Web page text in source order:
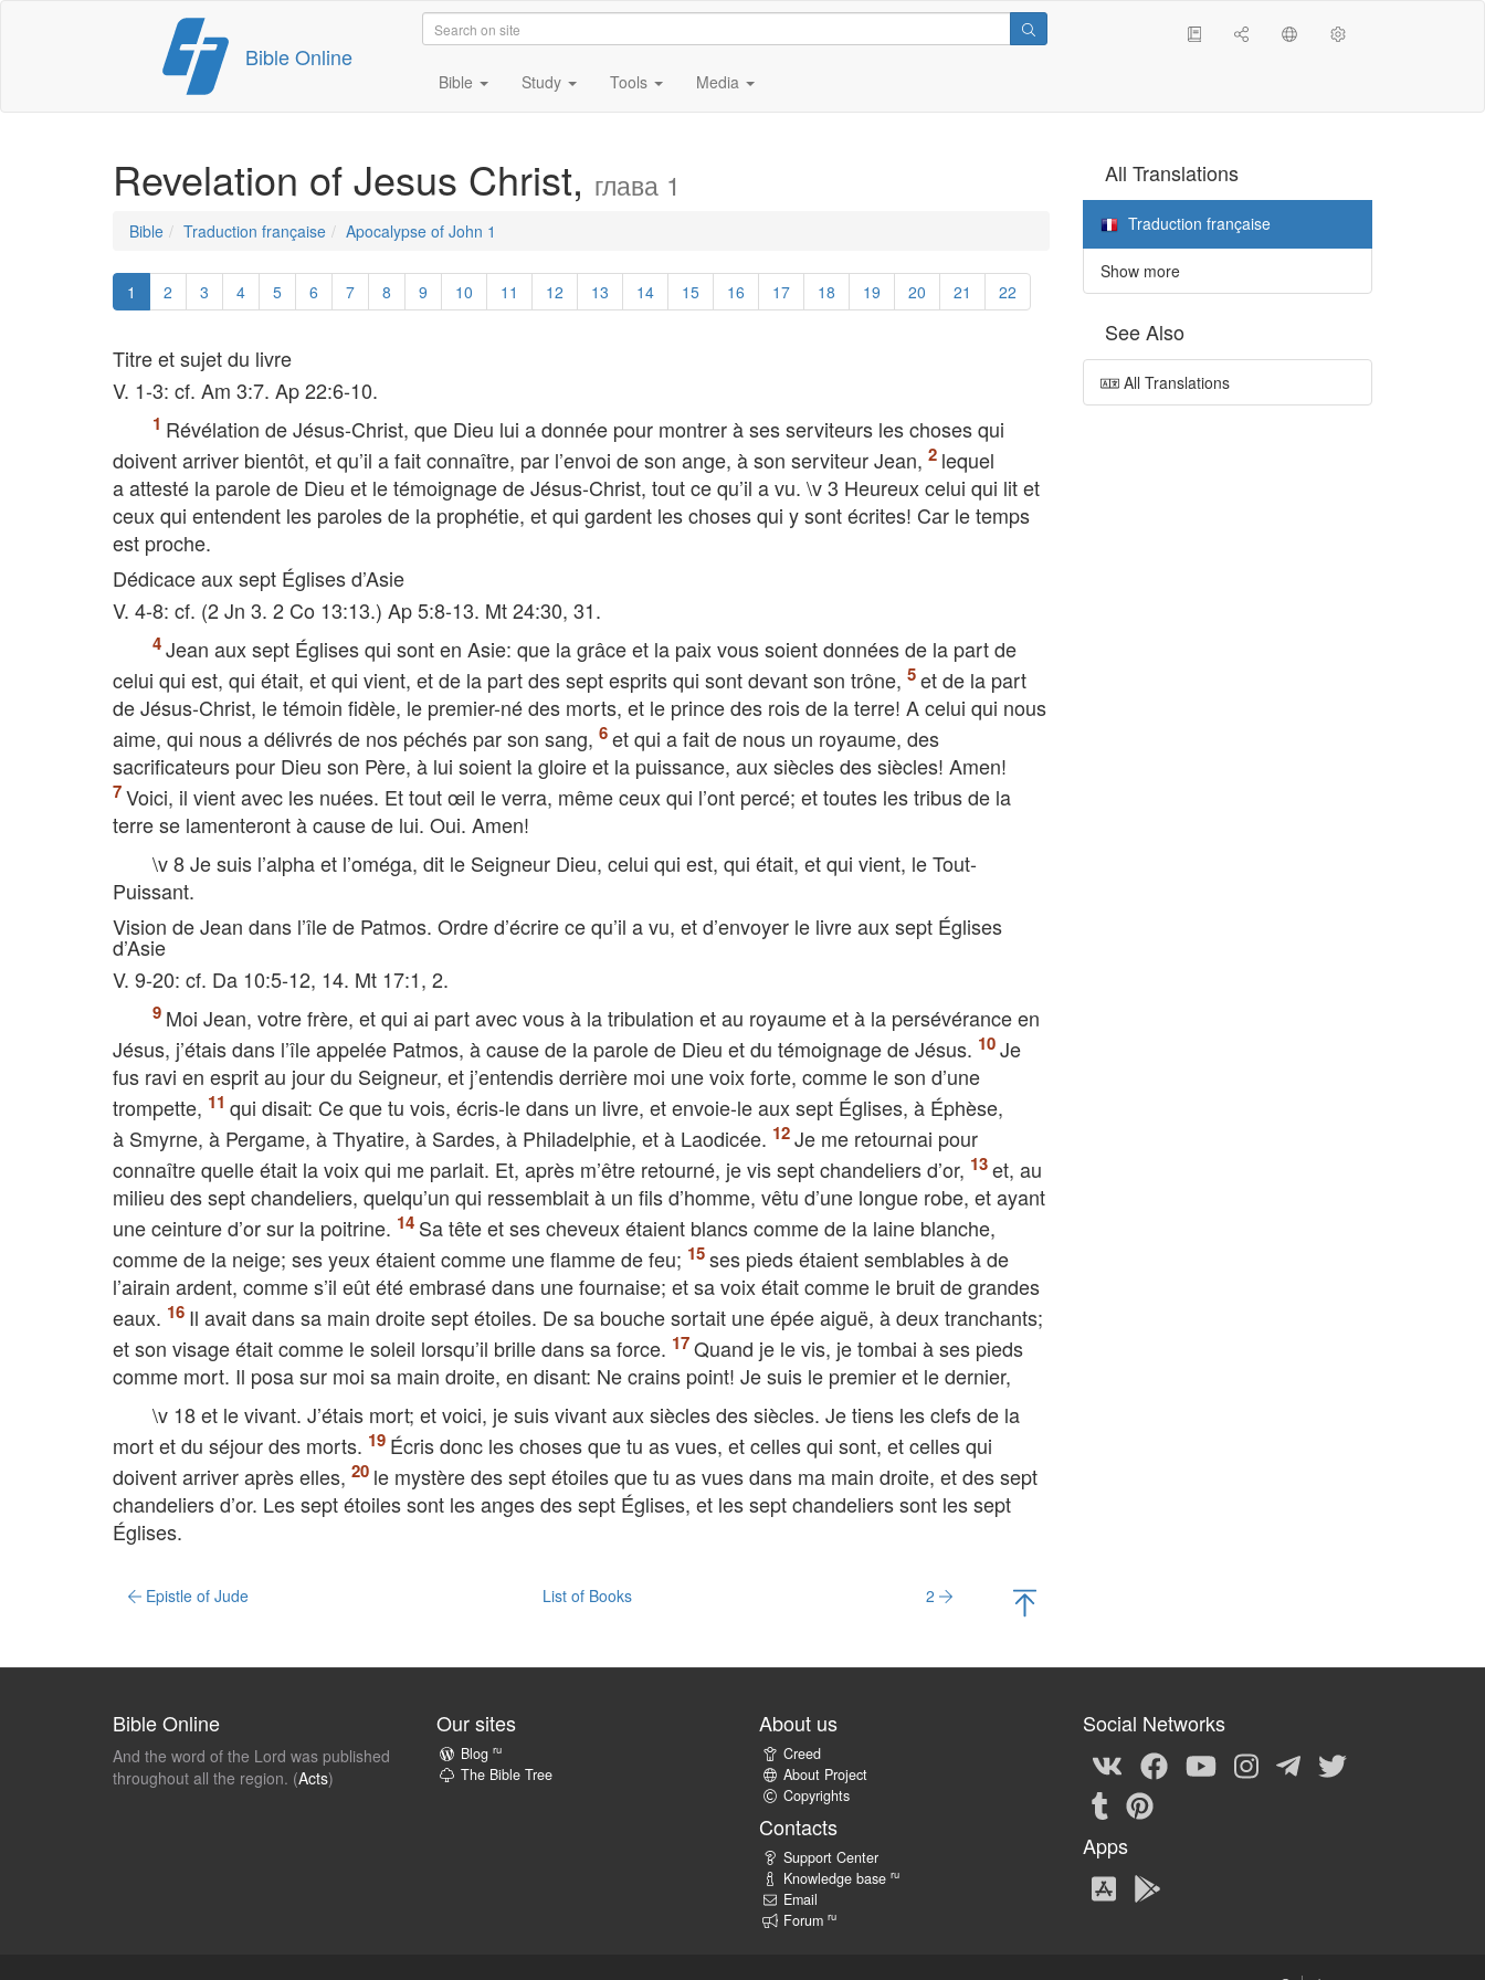
content
Bible Online
Bible Study Tools Media
Revelation of Jesus Christ, глава 1
Bible Traduction française Apocalypse of John 1
1 2 3 4 5 6 7 8 9 10 11 12 13 14 15 16 17 18 19 20 21 22
Titre et sujet du livre
V. 1-3: cf. Am 3:7. Ap 22:6-10.
Révélation de Jésus-Christ, que Dieu lui a donnée pour montrer à ses serviteurs les choses qui
doivent arriver bientôt, et qu’il a fait connaître, par l’envoi de son ange, à son serviteur Jean,
lequel
a attesté la parole de Dieu et le témoignage de Jésus-Christ, tout ce qu’il a vu. \v 3 Heureux celui qui lit et
ceux qui entendent les paroles de la prophétie, et qui gardent les choses qui y sont écrites! Car le temps
est proche.
Dédicace aux sept Églises d’Asie
V. 4-8: cf. (2 Jn 3. 2 Co 13:13.) Ap 5:8-13. Mt 24:30, 31.
Jean aux sept Églises qui sont en Asie: que la grâce et la paix vous soient données de la part de
celui qui est, qui était, et qui vient, et de la part des sept esprits qui sont devant son trône,
et de la part
de Jésus-Christ, le témoin fidèle, le premier-né des morts, et le prince des rois de la terre! A celui qui nous
aime, qui nous a délivrés de nos péchés par son sang,
et qui a fait de nous un royaume, des
sacrificateurs pour Dieu son Père, à lui soient la gloire et la puissance, aux siècles des siècles! Amen!
Voici, il vient avec les nuées. Et tout œil le verra, même ceux qui l’ont percé; et toutes les tribus de la
terre se lamenteront à cause de lui. Oui. Amen!
\v 8 Je suis l’alpha et l’oméga, dit le Seigneur Dieu, celui qui est, qui était, et qui vient, le Tout-
Puissant.
Vision de Jean dans l’île de Patmos. Ordre d’écrire ce qu’il a vu, et d’envoyer le livre aux sept Églises
d’Asie
V. 9-20: cf. Da 10:5-12, 14. Mt 17:1, 2.
Moi Jean, votre frère, et qui ai part avec vous à la tribulation et au royaume et à la persévérance en
Jésus, j’étais dans l’île appelée Patmos, à cause de la parole de Dieu et du témoignage de Jésus.
Je
fus ravi en esprit au jour du Seigneur, et j’entendis derrière moi une voix forte, comme le son d’une
trompette,
qui disait: Ce que tu vois, écris-le dans un livre, et envoie-le aux sept Églises, à Éphèse,
à Smyrne, à Pergame, à Thyatire, à Sardes, à Philadelphie, et à Laodicée.
Je me retournai pour
connaître quelle était la voix qui me parlait. Et, après m’être retourné, je vis sept chandeliers d’or,
et, au
milieu des sept chandeliers, quelqu’un qui ressemblait à un fils d’homme, vêtu d’une longue robe, et ayant
une ceinture d’or sur la poitrine.
Sa tête et ses cheveux étaient blancs comme de la laine blanche,
comme de la neige; ses yeux étaient comme une flamme de feu;
ses pieds étaient semblables à de
l’airain ardent, comme s’il eût été embrasé dans une fournaise; et sa voix était comme le bruit de grandes
eaux.
Il avait dans sa main droite sept étoiles. De sa bouche sortait une épée aiguë, à deux tranchants;
et son visage était comme le soleil lorsqu’il brille dans sa force.
Quand je le vis, je tombai à ses pieds
comme mort. Il posa sur moi sa main droite, en disant: Ne crains point! Je suis le premier et le dernier,
\v 18 et le vivant. J’étais mort; et voici, je suis vivant aux siècles des siècles. Je tiens les clefs de la
mort et du séjour des morts.
Écris donc les choses que tu as vues, et celles qui sont, et celles qui
doivent arriver après elles,
le mystère des sept étoiles que tu as vues dans ma main droite, et des sept
chandeliers d’or. Les sept étoiles sont les anges des sept Églises, et les sept chandeliers sont les sept
Églises.
Epistle of Jude List of Books 2
All Translations
Traduction française
Show more
See Also
All Translations
Bible Online
And the word of the Lord was published
throughout all the region. (Acts)
Our sites
Blog ru
The Bible Tree
About us
Creed
About Project
Copyrights
Contacts
Support Center
Knowledge base ru
Email
Forum ru
Social Networks
Apps